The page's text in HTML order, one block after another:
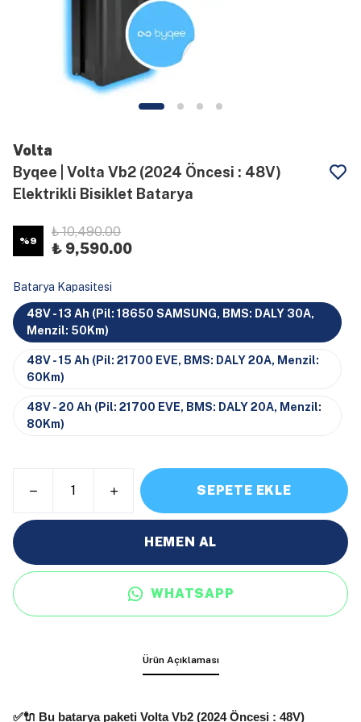
Volta
Byqee | Volta Vb2 (2024 Öncesi : 48V)
Elektrikli Bisiklet Batarya
%9
₺ 10,490.00
₺ 9,590.00
Batarya Kapasitesi
48V - 13 Ah (Pil: 18650 SAMSUNG, BMS: DALY 30A,
Menzil: 50Km)
48V - 15 Ah (Pil: 21700 EVE, BMS: DALY 20A, Menzil:
60Km)
48V - 20 Ah (Pil: 21700 EVE, BMS: DALY 20A, Menzil:
80Km)
SEPETE EKLE
HEMEN AL
WHATSAPP
Ürün Açıklaması
✅🔌 Bu batarya paketi Volta Vb2 (2024 Öncesi : 48V)